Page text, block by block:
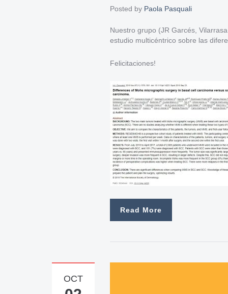
Posted by Paola Pasquali
Nuestro grupo (JR Garcés,
estudio multicéntrico sobre las
Felicitaciones!
Read More
OCT